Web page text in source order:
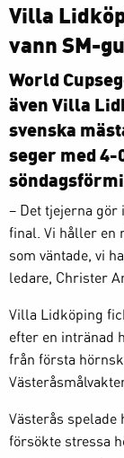
Villa
vann SM-
World
även Villa
svenska
seger med 4-
– Det tjejerna
final. Vi håller en
som väntade, vi
ledare, Christer
Villa Lidköping
efter en intränad
från första
Västerås
försökte stressa